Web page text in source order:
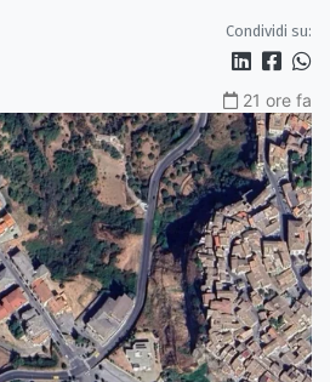
Condividi su:
21 ore fa